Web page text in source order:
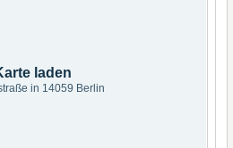
laden
in 14059 Berlin